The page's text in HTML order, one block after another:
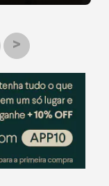
no
seja um
ter
por
largas
dúvida, o
>